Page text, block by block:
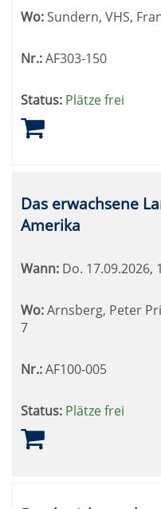
Wo:Sundern, VHS,
Nr.:AF303-150
Status: Plätze frei
Das erwachsene
Amerika
Wann: Do. 17.09.2026,
Wo:Arnsberg, Peter
7
Nr.:AF100-005
Status: Plätze frei